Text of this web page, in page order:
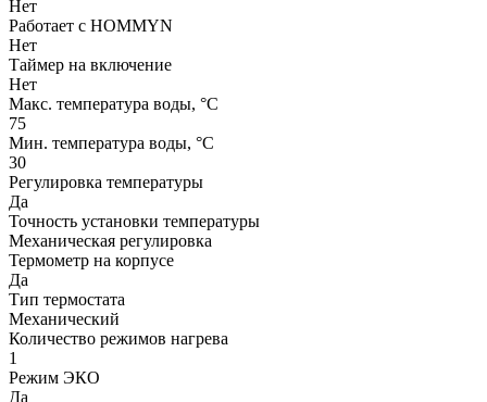
Нет
Работает с HOMMYN
Нет
Таймер на включение
Нет
Макс. температура воды, °С
75
Мин. температура воды, °С
30
Регулировка температуры
Да
Точность установки температуры
Механическая регулировка
Термометр на корпусе
Да
Тип термостата
Механический
Количество режимов нагрева
1
Режим ЭКО
Да